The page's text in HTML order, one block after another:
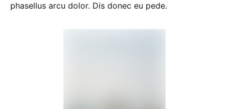
phasellus arcu dolor. Dis donec eu pede.